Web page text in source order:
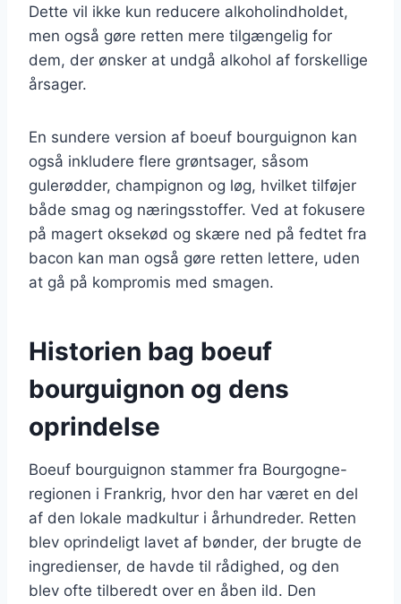
Dette vil ikke kun reducere alkoholindholdet,
men også gøre retten mere tilgængelig for
dem, der ønsker at undgå alkohol af forskellige
årsager.
En sundere version af boeuf bourguignon kan
også inkludere flere grøntsager, såsom
gulerødder, champignon og løg, hvilket tilføjer
både smag og næringsstoffer. Ved at fokusere
på magert oksekød og skære ned på fedtet fra
bacon kan man også gøre retten lettere, uden
at gå på kompromis med smagen.
Historien bag boeuf
bourguignon og dens
oprindelse
Boeuf bourguignon stammer fra Bourgogne-
regionen i Frankrig, hvor den har været en del
af den lokale madkultur i århundreder. Retten
blev oprindeligt lavet af bønder, der brugte de
ingredienser, de havde til rådighed, og den
blev ofte tilberedt over en åben ild. Den